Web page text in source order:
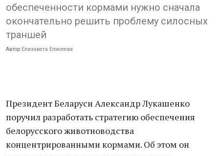
обеспеченности кормами нужно сначала
окончательно решить проблему силосных
траншей
Автор Елизавета Елисеева
Президент Беларуси Александр Лукашенко
поручил разработать стратегию обеспечения
белорусского животноводства
концентрированными кормами. Об этом он